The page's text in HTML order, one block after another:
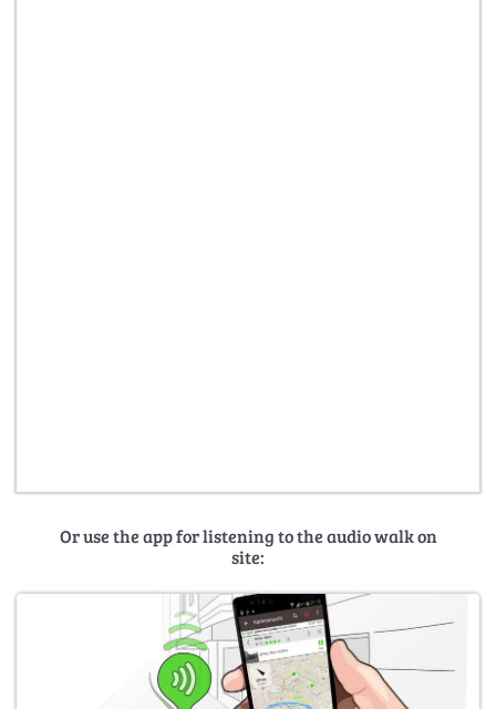
Or use the app for listening to the audio walk on
site: